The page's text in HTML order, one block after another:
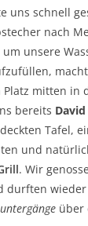
uns schnell
nach
unsere
Platz mitten in
bereits David
Tafel,
und
. Wir
durften
über